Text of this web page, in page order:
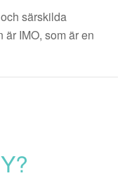
särskilda
är IMO, som är en